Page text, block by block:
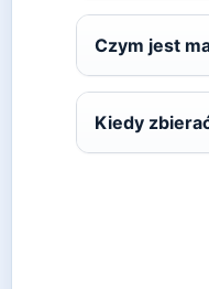
Czym jest
Kiedy